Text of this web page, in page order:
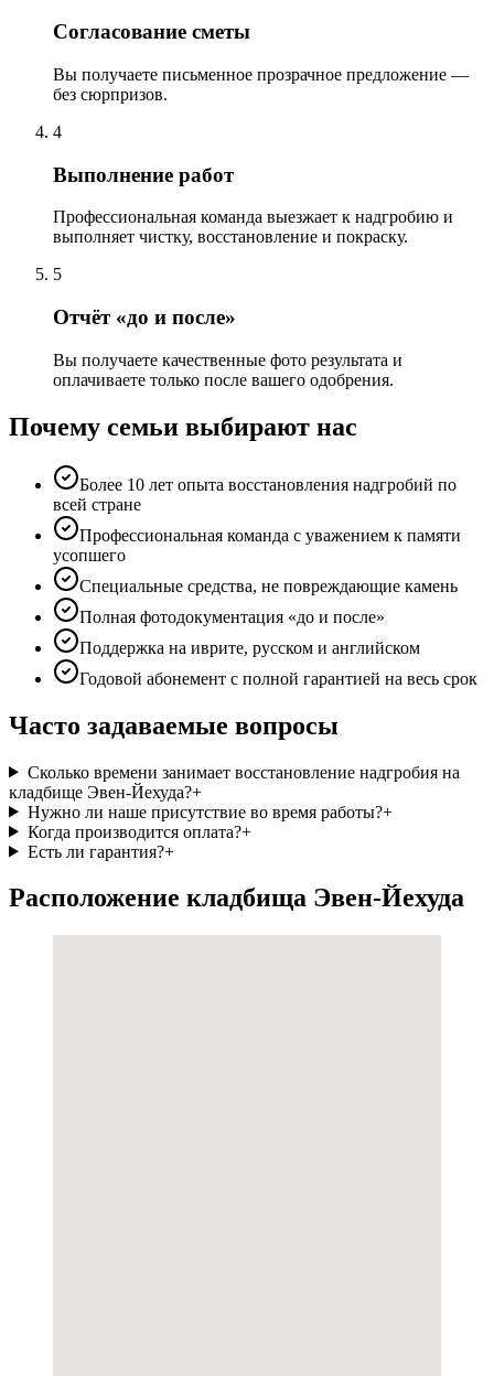
Согласование сметы
Вы получаете письменное прозрачное предложение —
без сюрпризов.
4
Выполнение работ
Профессиональная команда выезжает к надгробию и
выполняет чистку, восстановление и покраску.
5
Отчёт «до и после»
Вы получаете качественные фото результата и
оплачиваете только после вашего одобрения.
Почему семьи выбирают нас
Более 10 лет опыта восстановления надгробий по
всей стране
Профессиональная команда с уважением к памяти
усопшего
Специальные средства, не повреждающие камень
Полная фотодокументация «до и после»
Поддержка на иврите, русском и английском
Годовой абонемент с полной гарантией на весь срок
Часто задаваемые вопросы
Сколько времени занимает восстановление надгробия на
кладбище Эвен-Йехуда?+
Нужно ли наше присутствие во время работы?+
Когда производится оплата?+
Есть ли гарантия?+
Расположение кладбища Эвен-Йехуда